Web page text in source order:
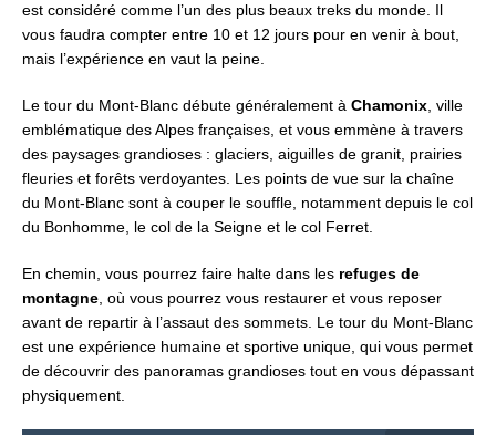
est considéré comme l’un des plus beaux treks du monde. Il
vous faudra compter entre 10 et 12 jours pour en venir à bout,
mais l’expérience en vaut la peine.
Le tour du Mont-Blanc débute généralement à Chamonix , ville
emblématique des Alpes françaises, et vous emmène à travers
des paysages grandioses : glaciers, aiguilles de granit, prairies
fleuries et forêts verdoyantes. Les points de vue sur la chaîne
du Mont-Blanc sont à couper le souffle, notamment depuis le col
du Bonhomme, le col de la Seigne et le col Ferret.
En chemin, vous pourrez faire halte dans les refuges de
montagne , où vous pourrez vous restaurer et vous reposer
avant de repartir à l’assaut des sommets. Le tour du Mont-Blanc
est une expérience humaine et sportive unique, qui vous permet
de découvrir des panoramas grandioses tout en vous dépassant
physiquement.